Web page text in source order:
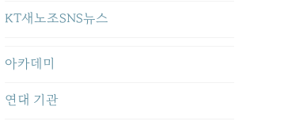
KT새노조SNS뉴스
아카데미
연대 기관